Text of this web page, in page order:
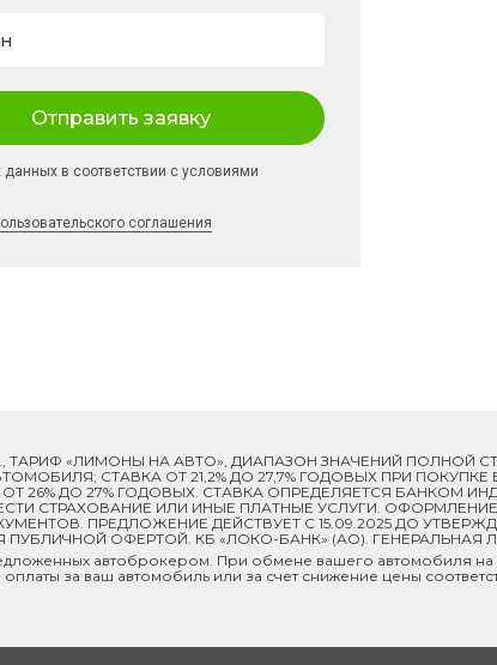
Отправить заявку
в соответствии с условиями
соглашения
ТАРИФ «ЛИМОНЫ НА АВТО», ДИАПАЗОН ЗНАЧЕНИЙ ПОЛНОЙ
СТАВКА ОТ 21,2% ДО 27,7% ГОДОВЫХ ПРИ
26% ДО 27% ГОДОВЫХ. СТАВКА ОПРЕДЕЛЯЕТСЯ БАНКОМ
СТРАХОВАНИЕ ИЛИ ИНЫЕ ПЛАТНЫЕ УСЛУГИ. ОФОРМЛЕНИЕ
ПРЕДЛОЖЕНИЕ ДЕЙСТВУЕТ С 15.09.2025 ДО
ПУБЛИЧНОЙ ОФЕРТОЙ. КБ «ЛОКО-БАНК» (АО).
автоброкером. При обмене вашего автомобиля на
за ваш автомобиль или за счет снижение цены